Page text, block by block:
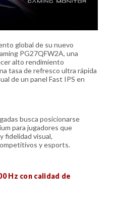
global de su nuevo
PG27QFW2A, una
alto rendimiento
tasa de refresco ultra rápida
de un panel Fast IPS en
busca posicionarse
para jugadores que
fidelidad visual,
y esports.
Hz con calidad de